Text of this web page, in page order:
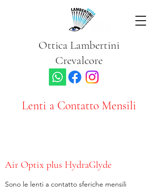
Ottica Lambertini
Crevalcore
Lenti a Contatto Mensili
Air Optix plus HydraGlyde
Sono le lenti a contatto sferiche mensili